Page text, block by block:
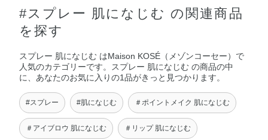
#スプレー 肌になじむ の関連商品
を探す
スプレー 肌になじむ はMaison KOSÉ（メゾンコーセー）で
人気のカテゴリーです。スプレー 肌になじむ の商品の中
に、あなたのお気に入りの1品がきっと見つかります。
#スプレー #肌になじむ ＃ポイントメイク 肌になじむ
＃アイブロウ 肌になじむ ＃リップ 肌になじむ